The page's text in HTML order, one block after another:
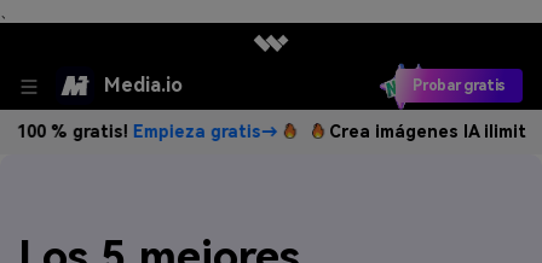
、
Media.io Probar gratis
Empieza gratis→ Crea imágenes IA ilimitadas. 100